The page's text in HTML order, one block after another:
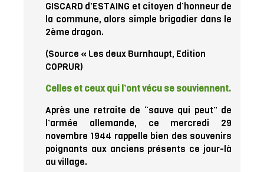
GISCARD d’ESTAING et citoyen d’honneur de
la commune, alors simple brigadier dans le
2ème dragon.
(Source « Les deux Burnhaupt, Edition
COPRUR)
Celles et ceux qui l’ont vécu se souviennent.
Après une retraite de “sauve qui peut” de
l’armée allemande, ce mercredi 29
novembre 1944 rappelle bien des souvenirs
poignants aux anciens présents ce jour-là
au village.